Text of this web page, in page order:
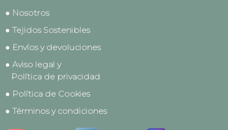
● Nosotros
● Tejidos Sostenibles
● Envíos y devoluciones
● Aviso legal y
Política de privacidad
● Política de Cookies
● Términos y condiciones